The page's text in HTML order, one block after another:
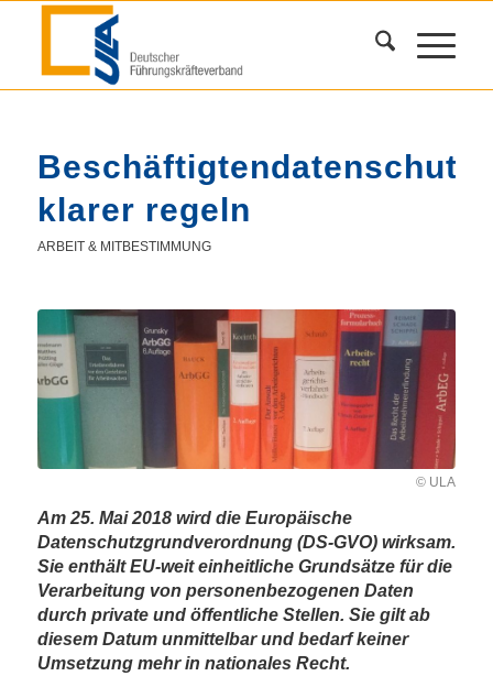
Beschäftigtendatenschutz
klarer regeln
ARBEIT & MITBESTIMMUNG
© ULA
Am 25. Mai 2018 wird die Europäische
Datenschutzgrundverordnung (DS-GVO) wirksam.
Sie enthält EU-weit einheitliche Grundsätze für die
Verarbeitung von personenbezogenen Daten
durch private und öffentliche Stellen. Sie gilt ab
diesem Datum unmittelbar und bedarf keiner
Umsetzung mehr in nationales Recht.